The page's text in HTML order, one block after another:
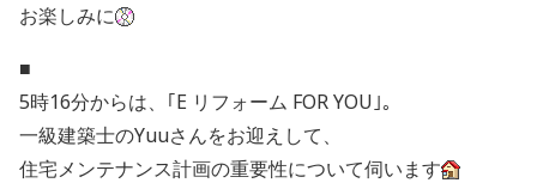
お楽しみに
■
5時16分からは、｢E リフォーム FOR YOU｣。
一級建築士のYuuさんをお迎えして、
住宅メンテナンス計画の重要性について伺います